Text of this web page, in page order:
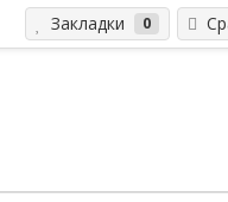
Закладки 0